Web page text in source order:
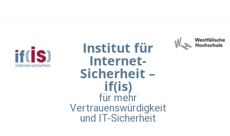
Institut für
Internet-
Sicherheit –
if(is)
für mehr
Vertrauenswürdigkeit
und IT-Sicherheit